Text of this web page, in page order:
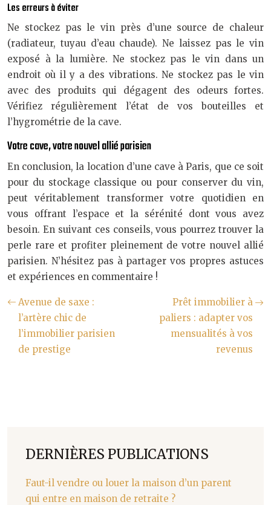
Les erreurs à éviter
Ne stockez pas le vin près d’une source de chaleur
(radiateur, tuyau d’eau chaude). Ne laissez pas le vin
exposé à la lumière. Ne stockez pas le vin dans un
endroit où il y a des vibrations. Ne stockez pas le vin
avec des produits qui dégagent des odeurs fortes.
Vérifiez régulièrement l’état de vos bouteilles et
l’hygrométrie de la cave.
Votre cave, votre nouvel allié parisien
En conclusion, la location d’une cave à Paris, que ce soit
pour du stockage classique ou pour conserver du vin,
peut véritablement transformer votre quotidien en
vous offrant l’espace et la sérénité dont vous avez
besoin. En suivant ces conseils, vous pourrez trouver la
perle rare et profiter pleinement de votre nouvel allié
parisien. N’hésitez pas à partager vos propres astuces
et expériences en commentaire !
Avenue de saxe :
l’artère chic de
l’immobilier parisien
de prestige
Prêt immobilier à
paliers : adapter vos
mensualités à vos
revenus
DERNIÈRES PUBLICATIONS
Faut-il vendre ou louer la maison d’un parent
qui entre en maison de retraite ?